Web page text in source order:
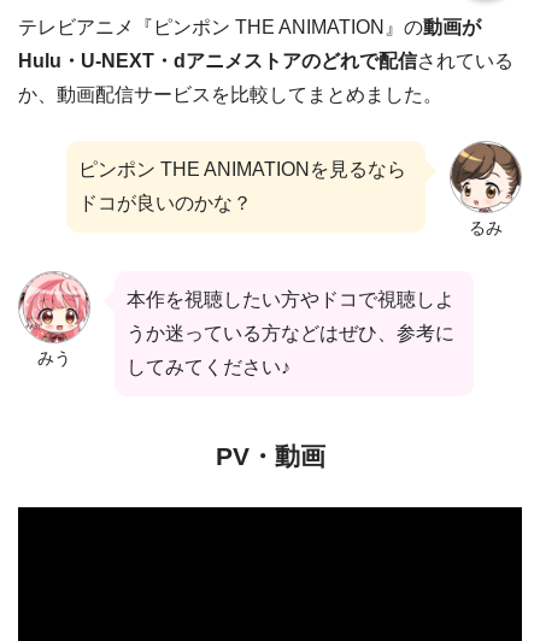
テレビアニメ『ピンポン THE ANIMATION』の動画が
Hulu・U-NEXT・dアニメストアのどれで配信されている
か、動画配信サービスを比較してまとめました。
るみ
ピンポン THE ANIMATIONを見るなら
ドコが良いのかな？
みう
本作を視聴したい方やドコで視聴しよ
うか迷っている方などはぜひ、参考に
してみてください♪
PV・動画